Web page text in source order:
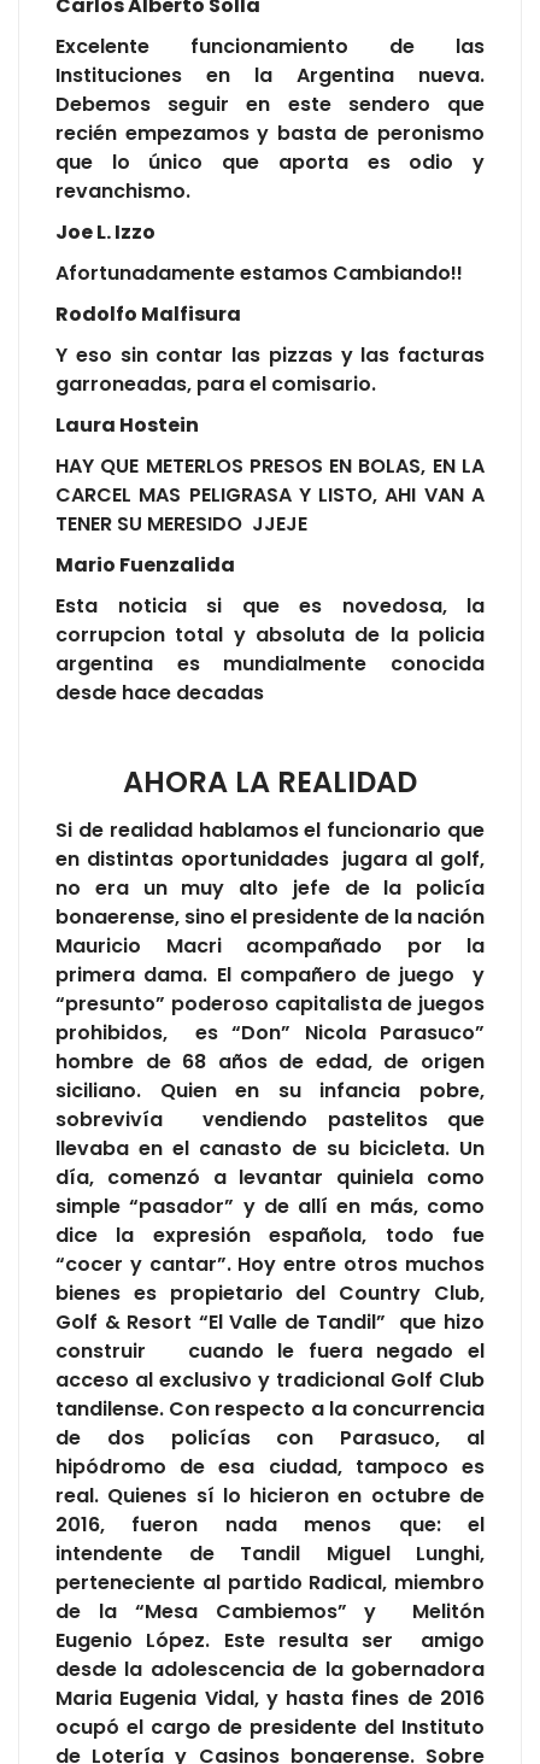
Excelente funcionamiento de las
Instituciones en la Argentina nueva.
Debemos seguir en este sendero que
recién empezamos y basta de peronismo
que lo único que aporta es odio y
revanchismo.
Joe L. Izzo
Afortunadamente estamos Cambiando!!
Rodolfo Malfisura
Y eso sin contar las pizzas y las facturas
garroneadas, para el comisario.
Laura Hostein
HAY QUE METERLOS PRESOS EN BOLAS, EN LA
CARCEL MAS PELIGRASA Y LISTO, AHI VAN A
TENER SU MERESIDO JJEJE
Mario Fuenzalida
Esta noticia si que es novedosa, la
corrupcion total y absoluta de la policia
argentina es mundialmente conocida
desde hace decadas
AHORA LA REALIDAD
Si de realidad hablamos el funcionario que
en distintas oportunidades jugara al golf,
no era un muy alto jefe de la policía
bonaerense, sino el presidente de la nación
Mauricio Macri acompañado por la
primera dama. El compañero de juego y
“presunto” poderoso capitalista de juegos
prohibidos, es “Don” Nicola Parasuco”
hombre de 68 años de edad, de origen
siciliano. Quien en su infancia pobre,
sobrevivía vendiendo pastelitos que
llevaba en el canasto de su bicicleta. Un
día, comenzó a levantar quiniela como
simple “pasador” y de allí en más, como
dice la expresión española, todo fue
“cocer y cantar”. Hoy entre otros muchos
bienes es propietario del Country Club,
Golf & Resort “El Valle de Tandil” que hizo
construir cuando le fuera negado el
acceso al exclusivo y tradicional Golf Club
tandilense. Con respecto a la concurrencia
de dos policías con Parasuco, al
hipódromo de esa ciudad, tampoco es
real. Quienes sí lo hicieron en octubre de
2016, fueron nada menos que: el
intendente de Tandil Miguel Lunghi,
perteneciente al partido Radical, miembro
de la “Mesa Cambiemos” y Melitón
Eugenio López. Este resulta ser amigo
desde la adolescencia de la gobernadora
Maria Eugenia Vidal, y hasta fines de 2016
ocupó el cargo de presidente del Instituto
de Lotería y Casinos bonaerense. Sobre